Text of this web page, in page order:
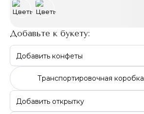
Добавьте к букету:
Транспортировочная коробка